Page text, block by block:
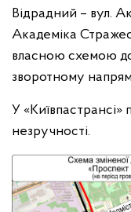
Відрадний – вул.
Академіка
власною схемою
зворотному
У
незручності.